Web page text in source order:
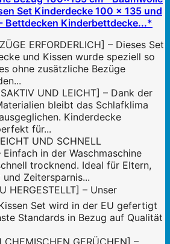
Set Kinderdecke 100 x 135 und
Bettdecken Kinderbettdecke...*
ERFORDERLICH] – Dieses Set
und Kissen wurde speziell so
ohne zusätzliche Bezüge
UND LEICHT] – Dank der
bleibt das Schlafklima
Kinderdecke
für...
UND SCHNELL
Einfach in der Waschmaschine
trocknend. Ideal für Eltern,
Zeitersparnis...
HERGESTELLT] – Unser
Set wird in der EU gefertigt
Standards in Bezug auf Qualität